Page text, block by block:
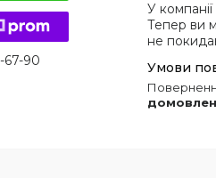
67-90
У
Тепер ви
не